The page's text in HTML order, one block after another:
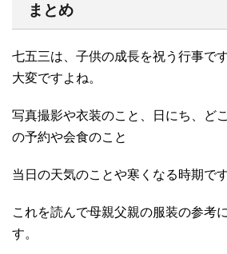
まとめ
七五三は、子供の成長を祝う行事で
大変ですよね。
写真撮影や衣装のこと、日にち、ど
の予約や会食のこと
当日の天気のことや寒くなる時期で
これを読んで母親父親の服装の参考
す。